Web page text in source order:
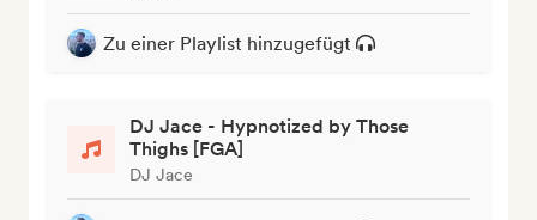
Zu einer Playlist hinzugefügt
DJ Jace - Hypnotized by Those
Thighs [FGA]
DJ Jace